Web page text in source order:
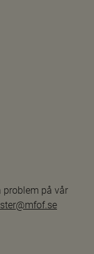
problem på vår